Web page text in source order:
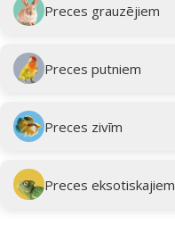
Preces grauzējiem
Preces putniem
Preces zivīm
Preces eksotiskajiem